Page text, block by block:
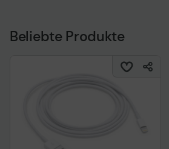
Beliebte Produkte